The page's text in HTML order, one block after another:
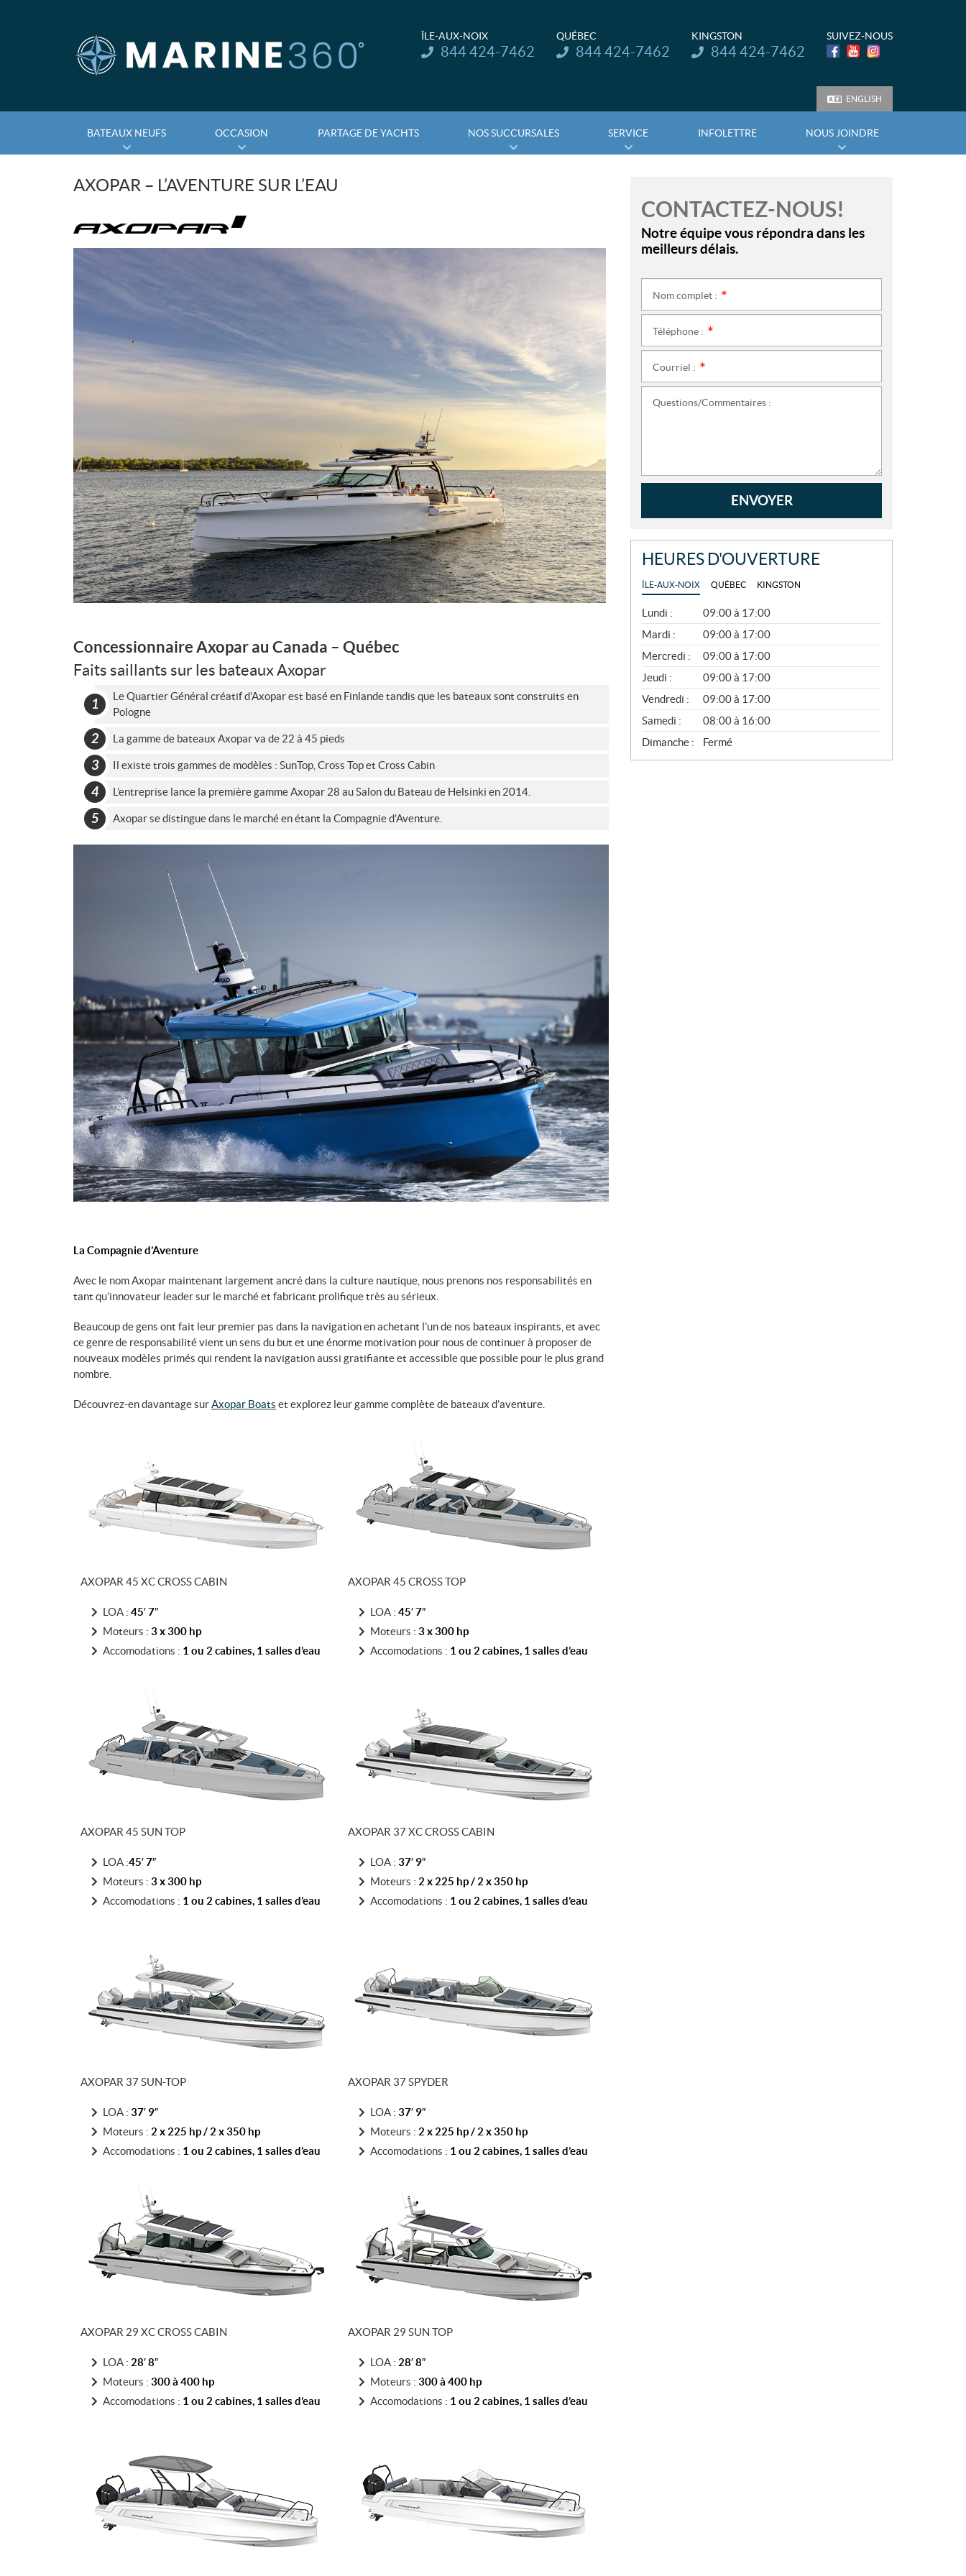
ÎLE-AUX-NOIX
Téléphone :
844 424-7462
QUÉBEC
Téléphone :
844 424-7462
KINGSTON
Téléphone :
844 424-7462
SUIVEZ-NOUS
ENGLISH
BATEAUX NEUFS OCCASION PARTAGE DE YACHTS NOS SUCCURSALES SERVICE INFOLETTRE NOUS JOINDRE
AXOPAR – L’AVENTURE SUR L’EAU
Concessionnaire Axopar au Canada – Québec
Faits saillants sur les bateaux Axopar
Le Quartier Général créatif d’Axopar est basé en Finlande tandis que les bateaux sont construits en
Pologne
La gamme de bateaux Axopar va de 22 à 45 pieds
Il existe trois gammes de modèles : SunTop, Cross Top et Cross Cabin
L’entreprise lance la première gamme Axopar 28 au Salon du Bateau de Helsinki en 2014.
Axopar se distingue dans le marché en étant la Compagnie d’Aventure.
La Compagnie d’Aventure
Avec le nom Axopar maintenant largement ancré dans la culture nautique, nous prenons nos responsabilités en
tant qu’innovateur leader sur le marché et fabricant prolifique très au sérieux.
Beaucoup de gens ont fait leur premier pas dans la navigation en achetant l’un de nos bateaux inspirants, et avec
ce genre de responsabilité vient un sens du but et une énorme motivation pour nous de continuer à proposer de
nouveaux modèles primés qui rendent la navigation aussi gratifiante et accessible que possible pour le plus grand
nombre.
Découvrez-en davantage surAxopar Boats et explorez leur gamme complète de bateaux d’aventure.
AXOPAR 45 XC CROSS CABIN
LOA : 45′ 7″
Moteurs : 3 x 300 hp
Accomodations : 1 ou 2 cabines, 1 salles d’eau
AXOPAR 45 CROSS TOP
LOA : 45′ 7″
Moteurs : 3 x 300 hp
Accomodations : 1 ou 2 cabines, 1 salles d’eau
AXOPAR 45 SUN TOP
LOA :45′ 7″
Moteurs : 3 x 300 hp
Accomodations : 1 ou 2 cabines, 1 salles d’eau
AXOPAR 37 XC CROSS CABIN
LOA : 37′ 9″
Moteurs : 2 x 225 hp / 2 x 350 hp
Accomodations : 1 ou 2 cabines, 1 salles d’eau
AXOPAR 37 SUN-TOP
LOA : 37′ 9″
Moteurs : 2 x 225 hp / 2 x 350 hp
Accomodations : 1 ou 2 cabines, 1 salles d’eau
AXOPAR 37 SPYDER
LOA : 37′ 9″
Moteurs : 2 x 225 hp / 2 x 350 hp
Accomodations : 1 ou 2 cabines, 1 salles d’eau
AXOPAR 29 XC CROSS CABIN
LOA : 28′ 8″
Moteurs : 300 à 400 hp
Accomodations : 1 ou 2 cabines, 1 salles d’eau
AXOPAR 29 SUN TOP
LOA : 28′ 8″
Moteurs : 300 à 400 hp
Accomodations : 1 ou 2 cabines, 1 salles d’eau
CONTACTEZ-NOUS!
Notre équipe vous répondra dans les
meilleurs délais.
Nom complet :
Téléphone :
Courriel :
Questions/Commentaires :
ENVOYER
HEURES D'OUVERTURE
ÎLE-AUX-NOIX QUÉBEC KINGSTON
G
É
N
É
R
A
L
Lundi :
09:00 à 17:00
Mardi :
09:00 à 17:00
Mercredi :
09:00 à 17:00
Jeudi :
09:00 à 17:00
Vendredi :
09:00 à 17:00
Samedi :
08:00 à 16:00
Dimanche :
Fermé